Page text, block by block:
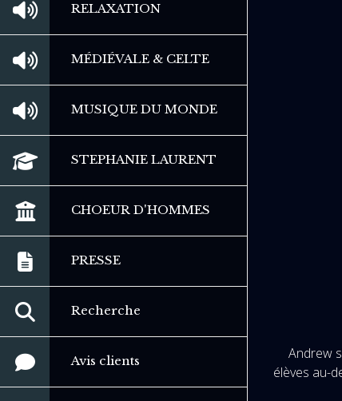
RELAXATION
MÉDIÉVALE & CELTE
MUSIQUE DU MONDE
STEPHANIE LAURENT
CHOEUR D'HOMMES
PRESSE
Recherche
Avis clients
Andrew
élèves au-